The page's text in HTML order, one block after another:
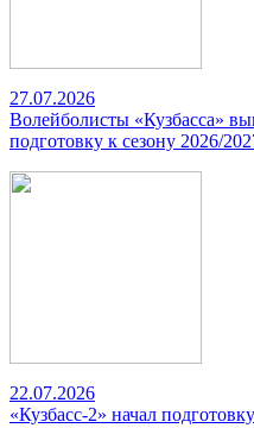
27.07.2026
Волейболисты «Кузбасса»
подготовку к сезону 2026/
22.07.2026
«Кузбасс-2» начал